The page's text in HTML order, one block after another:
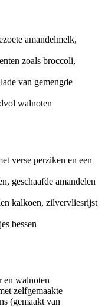
amandelmelk,
zoals broccoli,
van gemengde
walnoten
verse perziken en een
geschaafde amandelen
kalkoen, zilvervliesrijst
bessen
en walnoten
zelfgemaakte
(gemaakt van